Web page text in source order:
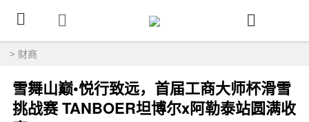
> 财商
雪舞山巅•悦行致远，首届工商大师杯滑雪
挑战赛 TANBOER坦博尔x阿勒泰站圆满收